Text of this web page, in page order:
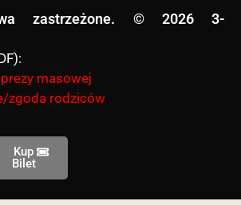
zastrzeżone. © 2026 3-
masowej
zgoda rodziców
Kup
Bilet